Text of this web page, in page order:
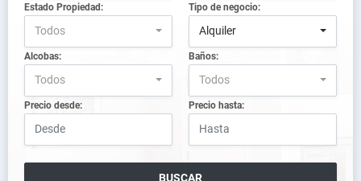
Estado Propiedad:
Todos
Tipo de negocio:
Alquiler
Alcobas:
Todos
Baños:
Todos
Precio desde: Precio hasta:
BUSCAR